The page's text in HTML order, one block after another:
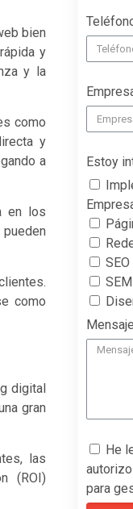
bien
y
y la
como
y
a
en los
como
digital
gran
las
(ROI)
Estoy
Mensaje
He
para